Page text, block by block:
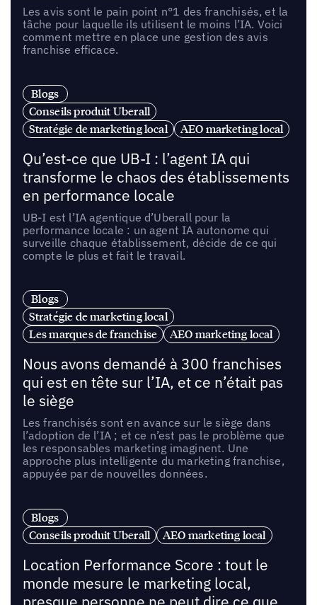
Les avis sont le pain point n°1 des franchisés, et la
tâche pour laquelle ils utilisent le moins l’IA. Voici
comment mettre en place une gestion des avis
franchise efficace.
Blogs
Conseils produit Uberall
Stratégie de marketing local
AEO marketing local
Qu’est-ce que UB-I : l’agent IA qui
transforme le chaos des établissements
en performance locale
UB-I est l’IA agentique d’Uberall pour la
performance locale : un agent IA autonome qui
surveille chaque établissement, décide de ce qui
compte le plus et fait le travail.
Blogs
Stratégie de marketing local
Les marques de franchise
AEO marketing local
Nous avons demandé à 300 franchises
qui est en tête sur l’IA, et ce n’était pas
le siège
Les franchisés sont en avance sur le siège dans
l’adoption de l’IA ; et ce n’est pas le problème que
les responsables marketing imaginent. Une
approche plus intelligente du marketing franchise,
appuyée par de nouvelles données.
Blogs
Conseils produit Uberall
AEO marketing local
Location Performance Score : tout le
monde mesure le marketing local,